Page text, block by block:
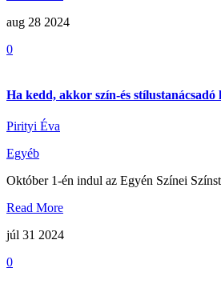
aug 28 2024
0
Ha kedd, akkor szín-és stílustanácsadó
Pirityi Éva
Egyéb
Október 1-én indul az Egyén Színei
Read More
júl 31 2024
0